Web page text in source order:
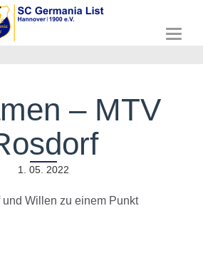
T
– MTV
1. 05. 2022
und Willen zu einem Punkt